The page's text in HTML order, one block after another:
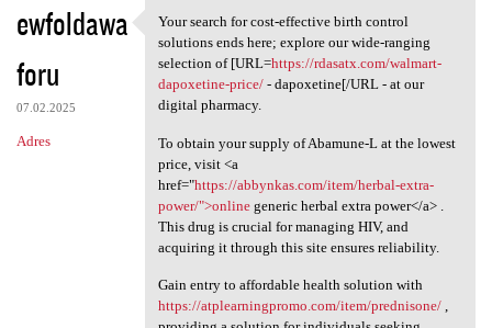
ewfoldawa
foru
07.02.2025
Adres
Your search for cost
Your search for cost-effective birth control
solutions ends here; explore our wide-ranging
selection of [URL=https://rdasatx.com/walmart-
dapoxetine-price/- dapoxetine[/URL - at our
digital pharmacy.
To obtain your supply of Abamune-L at the lowest
price, visit <a
href="https://abbynkas.com/item/herbal-extra-
power/">onlinegeneric herbal extra power</a> .
This drug is crucial for managing HIV, and
acquiring it through this site ensures reliability.
Gain entry to affordable health solution with
https://atplearningpromo.com/item/prednisone/,